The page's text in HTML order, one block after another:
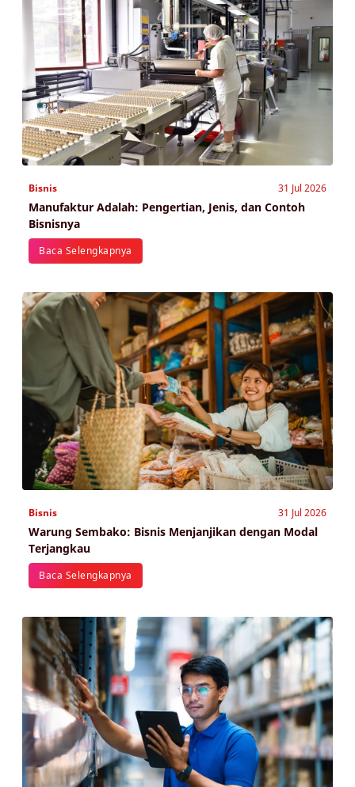
Bisnis 31 Jul 2026
Manufaktur Adalah: Pengertian, Jenis, dan Contoh
Bisnisnya
Baca Selengkapnya
Bisnis 31 Jul 2026
Warung Sembako: Bisnis Menjanjikan dengan Modal
Terjangkau
Baca Selengkapnya